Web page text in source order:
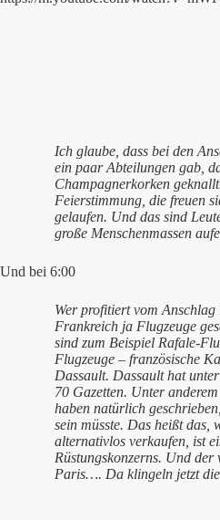
Ich glaube, dass bei den
ein paar Abteilungen gab,
Champagnerkorken
Feierstimmung, die freuen
gelaufen. Und das sind
große Menschenmassen
Und bei 6:00
Wer profitiert vom
Frankreich ja Flugzeuge
sind zum Beispiel Rafale-
Flugzeuge – französische
Dassault. Dassault hat
70 Gazetten. Unter
haben natürlich
sein müsste. Das heißt das,
alternativlos verkaufen, ist
Rüstungskonzerns. Und
Paris…. Da klingeln jetzt die